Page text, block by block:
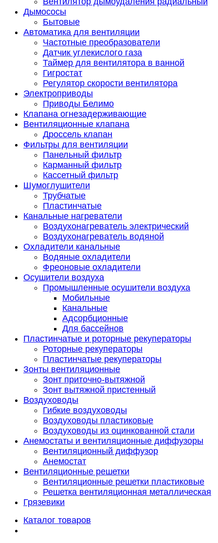
Дымососы
Бытовые
Автоматика для вентиляции
Частотные преобразователи
Датчик углекислого газа
Таймер для вентилятора в ванной
Гигростат
Регулятор скорости вентилятора
Электроприводы
Приводы Белимо
Клапана огнезадерживающие
Вентиляционные клапана
Дроссель клапан
Фильтры для вентиляции
Панельный фильтр
Карманный фильтр
Кассетный фильтр
Шумоглушители
Трубчатые
Пластинчатые
Канальные нагреватели
Воздухонагреватель электрический
Воздухонагреватель водяной
Охладители канальные
Водяные охладители
Фреоновые охладители
Осушители воздуха
Промышленные осушители воздуха
Мобильные
Канальные
Адсорбционные
Для бассейнов
Пластинчатые и роторные рекуператоры
Роторные рекуператоры
Пластинчатые рекуператоры
Зонты вентиляционные
Зонт приточно-вытяжной
Зонт вытяжной пристенный
Воздуховоды
Гибкие воздуховоды
Воздуховоды пластиковые
Воздуховоды из оцинкованной стали
Анемостаты и вентиляционные диффузоры
Вентиляционный диффузор
Анемостат
Вентиляционные решетки
Вентиляционные решетки пластиковые
Решетка вентиляционная металлическая
Грязевики
Каталог товаров